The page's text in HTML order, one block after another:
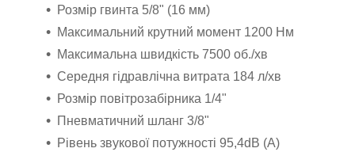
Розмір гвинта 5/8" (16 мм)
Максимальний крутний момент 1200 Нм
Максимальна швидкість 7500 об./хв
Середня гідравлічна витрата 184 л/хв
Розмір повітрозабірника 1/4"
Пневматичний шланг 3/8"
Рівень звукової потужності 95,4dB (А)